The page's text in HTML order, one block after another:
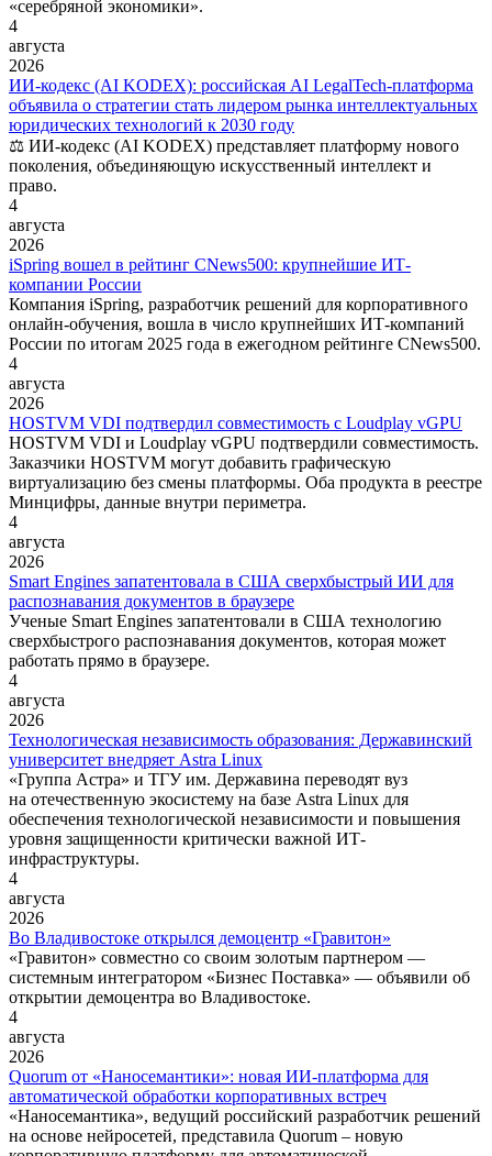
«серебряной экономики».
4
августа
2026
ИИ-кодекс (AI KODEX): российская AI LegalTech-платформа
объявила о стратегии стать лидером рынка интеллектуальных
юридических технологий к 2030 году
⚖️ ИИ-кодекс (AI KODEX) представляет платформу нового
поколения, объединяющую искусственный интеллект и
право.
4
августа
2026
iSpring вошел в рейтинг CNews500: крупнейшие ИТ-
компании России
Компания iSpring, разработчик решений для корпоративного
онлайн-обучения, вошла в число крупнейших ИТ-компаний
России по итогам 2025 года в ежегодном рейтинге CNews500.
4
августа
2026
HOSTVM VDI подтвердил совместимость с Loudplay vGPU
HOSTVM VDI и Loudplay vGPU подтвердили совместимость.
Заказчики HOSTVM могут добавить графическую
виртуализацию без смены платформы. Оба продукта в реестре
Минцифры, данные внутри периметра.
4
августа
2026
Smart Engines запатентовала в США сверхбыстрый ИИ для
распознавания документов в браузере
Ученые Smart Engines запатентовали в США технологию
сверхбыстрого распознавания документов, которая может
работать прямо в браузере.
4
августа
2026
Технологическая независимость образования: Державинский
университет внедряет Astra Linux
«Группа Астра» и ТГУ им. Державина переводят вуз
на отечественную экосистему на базе Astra Linux для
обеспечения технологической независимости и повышения
уровня защищенности критически важной ИТ-
инфраструктуры.
4
августа
2026
Во Владивостоке открылся демоцентр «Гравитон»
«Гравитон» совместно со своим золотым партнером —
системным интегратором «Бизнес Поставка» — объявили об
открытии демоцентра во Владивостоке.
4
августа
2026
Quorum от «Наносемантики»: новая ИИ-платформа для
автоматической обработки корпоративных встреч
«Наносемантика», ведущий российский разработчик решений
на основе нейросетей, представила Quorum ‒ новую